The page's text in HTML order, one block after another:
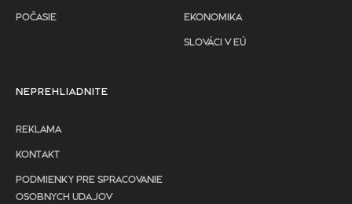
POČASIE EKONOMIKA
SLOVÁCI V EÚ
NEPREHLIADNITE
REKLAMA
KONTAKT
PODMIENKY PRE SPRACOVANIE
OSOBNYCH UDAJOV